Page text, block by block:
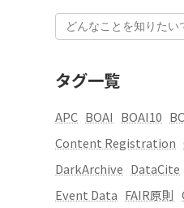
タグ一覧
APC BOAI BOAI10
Content Registration
DarkArchive DataCite
Event Data FAIR原則